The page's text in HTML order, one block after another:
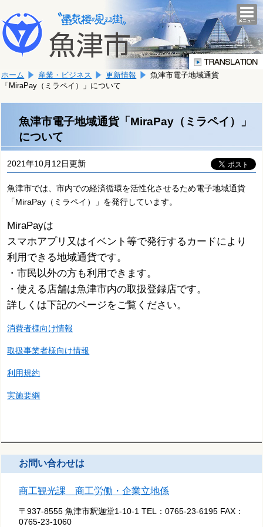
文
へ
移
ま
こ
か
文
で
す。
ホーム 産業・ビジネス 更新情報
魚津市電子地域通貨
「MiraPay（ミラペイ）」について
魚津市電子地域通貨「MiraPay（ミラペイ）」
について
2021年10月12日更新
魚津市では、市内での経済循環を活性化させるため電子地域通貨
「MiraPay（ミラペイ）」を発行しています。
MiraPayは
スマホアプリ又はイベント等で発行するカードにより
利用できる地域通貨です。
・市民以外の方も利用できます。
・使える店舗は魚津市内の取扱登録店です。
詳しくは下記のページをご覧ください。
消費者様向け情報
取扱事業者様向け情報
利用規約
実施要綱
お問い合わせは
商工観光課 商工労働・企業立地係
〒937-8555 魚津市釈迦堂1-10-1 TEL：0765-23-6195 FAX：
0765-23-1060